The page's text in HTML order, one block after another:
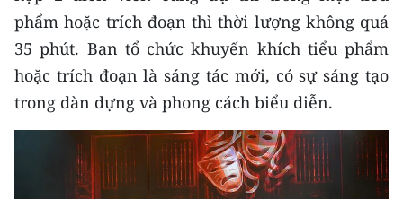
phẩm hoặc trích đoạn thì thời lượng không quá
35 phút. Ban tổ chức khuyến khích tiểu phẩm
hoặc trích đoạn là sáng tác mới, có sự sáng tạo
trong dàn dựng và phong cách biểu diễn.